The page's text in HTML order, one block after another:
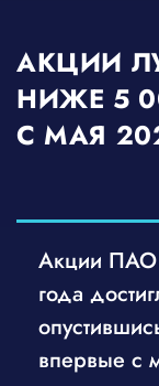
АКЦИИ
НИЖЕ 5
С МАЯ
Акции ПАО
года
впервые с